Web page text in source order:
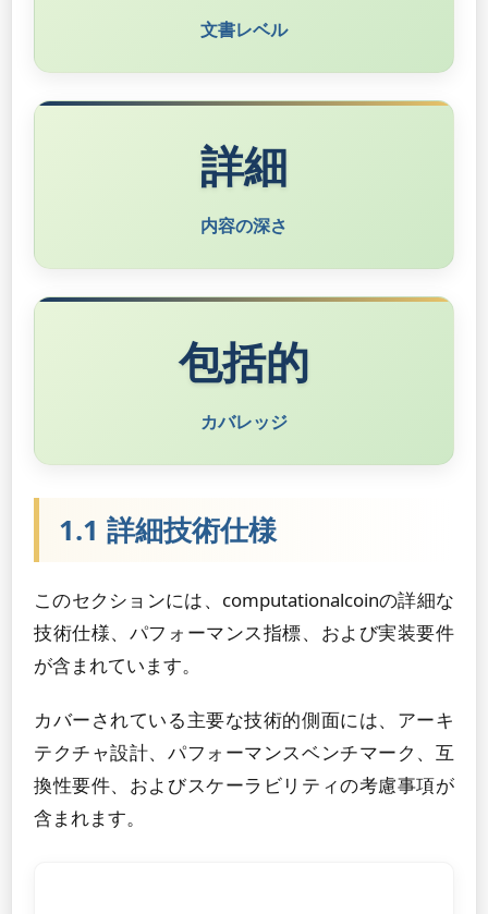
文書レベル
詳細
内容の深さ
包括的
カバレッジ
1.1 詳細技術仕様
このセクションには、computationalcoinの詳細な
技術仕様、パフォーマンス指標、および実装要件
が含まれています。
カバーされている主要な技術的側面には、アーキ
テクチャ設計、パフォーマンスベンチマーク、互
換性要件、およびスケーラビリティの考慮事項が
含まれます。